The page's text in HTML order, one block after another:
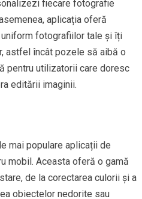
fiecare fotografie
aplicația oferă
fotografiilor tale și îți
astfel încât pozele să aibă o
pentru utilizatorii care doresc
editării imaginii.
mai populare aplicații de
mobil. Aceasta oferă o gamă
de la corectarea culorii și a
obiectelor nedorite sau